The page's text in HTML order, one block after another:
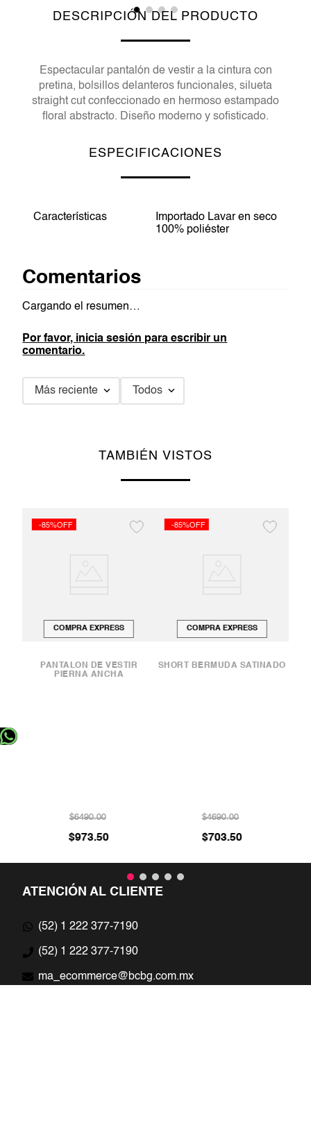
DESCRIPCIÓN DEL PRODUCTO
Espectacular pantalón de vestir a la cintura con
pretina, bolsillos delanteros funcionales, silueta
straight cut confeccionado en hermoso estampado
floral abstracto. Diseño moderno y sofisticado.
ESPECIFICACIONES
Características
Importado Lavar en seco
100% poliéster
Comentarios
Cargando el resumen…
Por favor, inicia sesión para escribir un
comentario.
Más reciente Todos
TAMBIÉN VISTOS
-85%OFF
COMPRA EXPRESS
PANTALÓN DE VESTIR
PIERNA ANCHA
$6490.00
$973.50
-85%OFF
COMPRA EXPRESS
SHORT BERMUDA SATINADO
$4690.00
$703.50
ATENCIÓN AL CLIENTE
(52) 1 222 377-7190
(52) 1 222 377-7190
ma_ecommerce@bcbg.com.mx